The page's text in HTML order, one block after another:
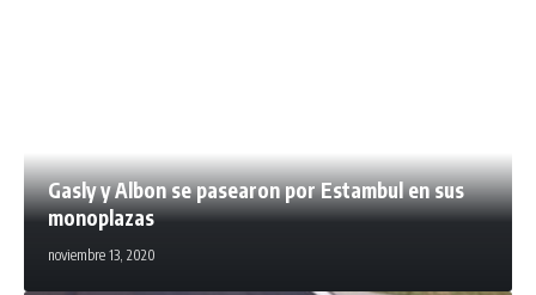
Gasly y Albon se pasearon por Estambul en sus
monoplazas
noviembre 13, 2020